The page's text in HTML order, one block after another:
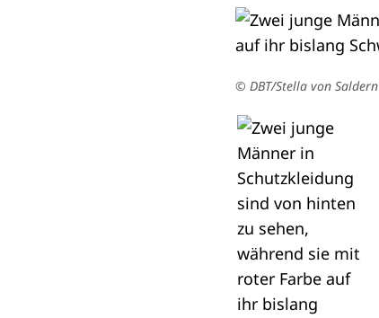
© DBT/Stella von Saldern